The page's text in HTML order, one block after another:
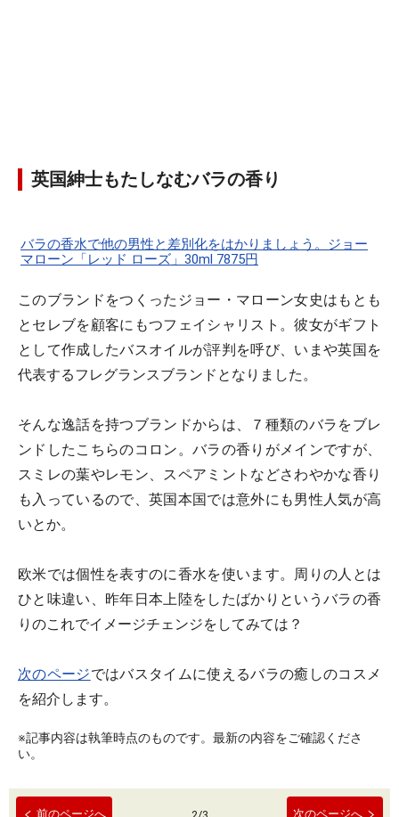
英国紳士もたしなむバラの香り
バラの香水で他の男性と差別化をはかりましょう。ジョー
マローン「レッド ローズ」30ml 7875円
このブランドをつくったジョー・マローン女史はもとも
とセレブを顧客にもつフェイシャリスト。彼女がギフト
として作成したバスオイルが評判を呼び、いまや英国を
代表するフレグランスブランドとなりました。
そんな逸話を持つブランドからは、７種類のバラをブレ
ンドしたこちらのコロン。バラの香りがメインですが、
スミレの葉やレモン、スペアミントなどさわやかな香り
も入っているので、英国本国では意外にも男性人気が高
いとか。
欧米では個性を表すのに香水を使います。周りの人とは
ひと味違い、昨年日本上陸をしたばかりというバラの香
りのこれでイメージチェンジをしてみては？
次のページではバスタイムに使えるバラの癒しのコスメ
を紹介します。
※記事内容は執筆時点のものです。最新の内容をご確認くださ
い。
前のページへ 次のページへ